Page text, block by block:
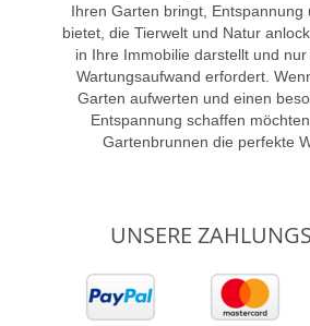
Ihren Garten bringt, Entspannung
bietet, die Tierwelt und Natur
in Ihre Immobilie darstellt und
Wartungsaufwand erfordert.
Garten aufwerten und einen
Entspannung schaffen
Gartenbrunnen die perfekte
UNSERE